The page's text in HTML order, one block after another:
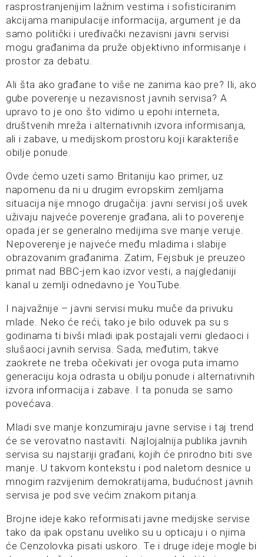
rasprostranjenijim lažnim vestima i sofisticiranim
akcijama manipulacije informacija, argument je da
samo politički i uređivački nezavisni javni servisi
mogu građanima da pruže objektivno informisanje i
prostor za debatu.
Ali šta ako građane to više ne zanima kao pre? Ili, ako
gube poverenje u nezavisnost javnih servisa? A
upravo to je ono što vidimo u epohi interneta,
društvenih mreža i alternativnih izvora informisanja,
ali i zabave, u medijskom prostoru koji karakteriše
obilje ponude.
Ovde ćemo uzeti samo Britaniju kao primer, uz
napomenu da ni u drugim evropskim zemljama
situacija nije mnogo drugačija: javni servisi još uvek
uživaju najveće poverenje građana, ali to poverenje
opada jer se generalno medijima sve manje veruje.
Nepoverenje je najveće među mladima i slabije
obrazovanim građanima. Zatim, Fejsbuk je preuzeo
primat nad BBC-jem kao izvor vesti, a najgledaniji
kanal u zemlji odnedavno je YouTube.
I najvažnije – javni servisi muku muče da privuku
mlade. Neko će reći, tako je bilo oduvek pa su s
godinama ti bivši mladi ipak postajali verni gledaoci i
slušaoci javnih servisa. Sada, međutim, takve
zaokrete ne treba očekivati jer ovoga puta imamo
generaciju koja odrasta u obilju ponude i alternativnih
izvora informacija i zabave. I ta ponuda se samo
povećava.
Mladi sve manje konzumiraju javne servise i taj trend
će se verovatno nastaviti. Najlojalnija publika javnih
servisa su najstariji građani, kojih će prirodno biti sve
manje. U takvom kontekstu i pod naletom desnice u
mnogim razvijenim demokratijama, budućnost javnih
servisa je pod sve većim znakom pitanja.
Brojne ideje kako reformisati javne medijske servise
tako da ipak opstanu uveliko su u opticaju i o njima
će Cenzolovka pisati uskoro. Te i druge ideje mogle bi